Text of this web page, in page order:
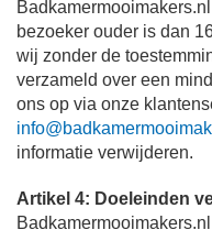
bezoeker ouder is dan
wij zonder de
verzameld over een
ons op via onze
informatie verwijderen.
Artikel 4: Doeleinden